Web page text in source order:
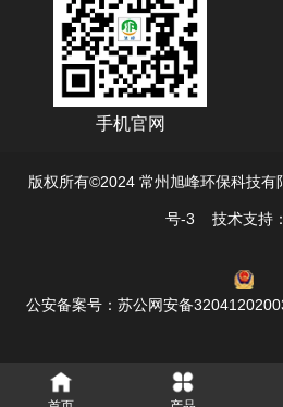
手机官网
版权所有©2024 常州旭峰环保科技
号-3 技术支持
公安备案号：苏公网安备